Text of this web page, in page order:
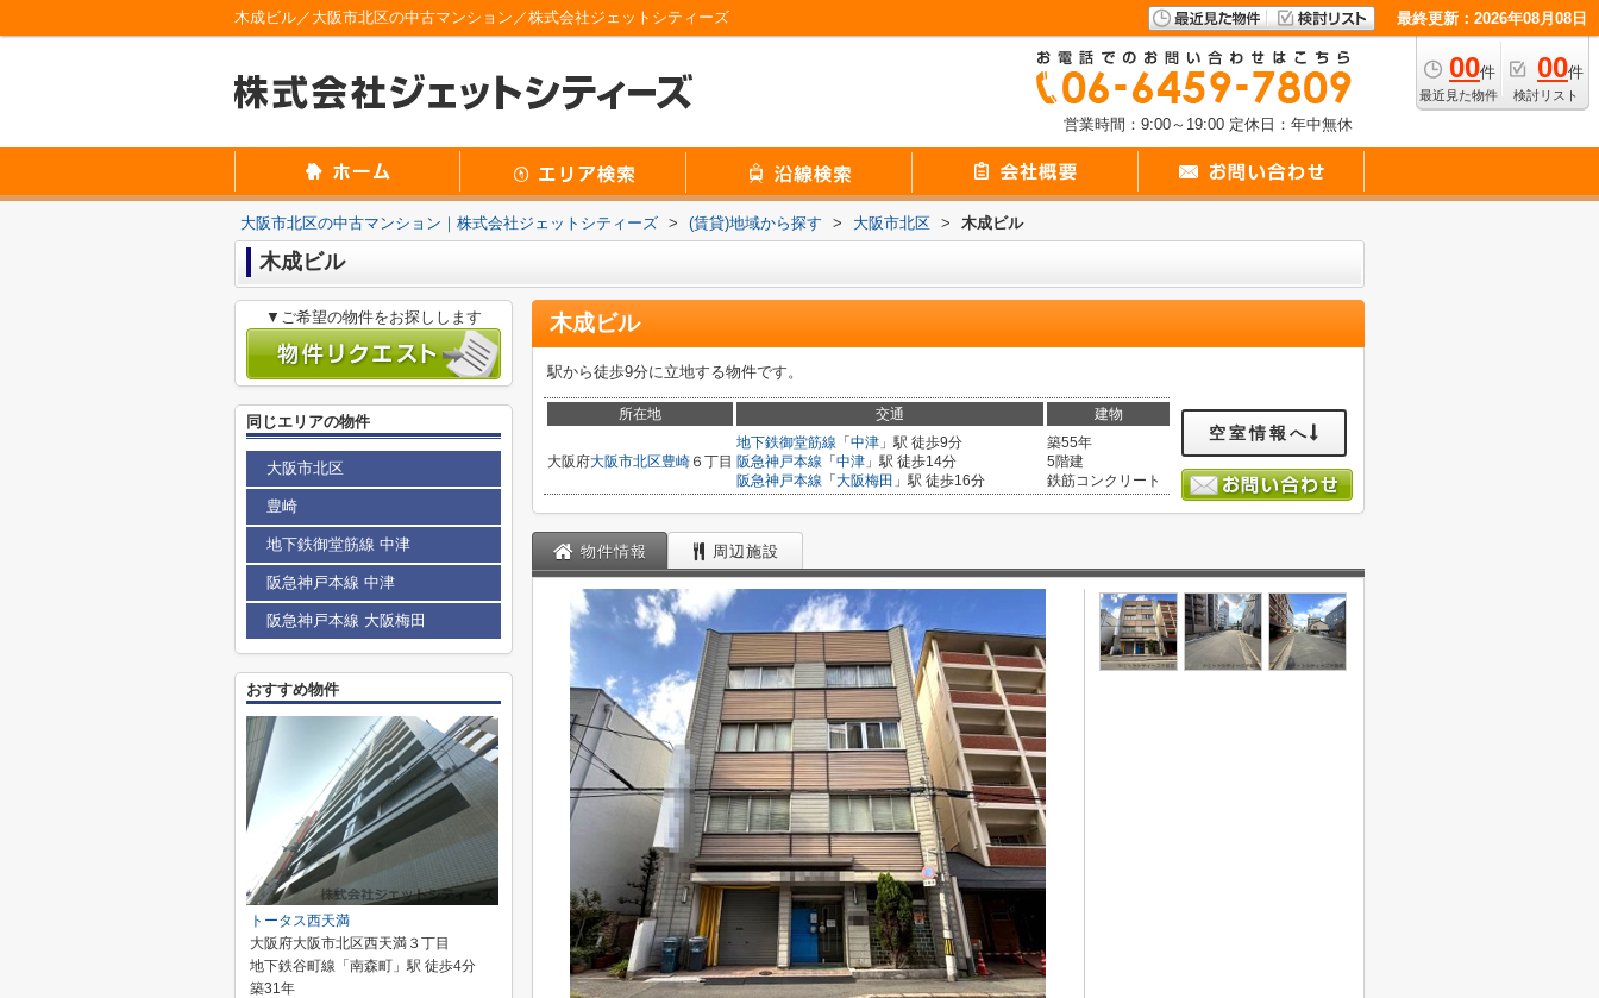
木成ビル／大阪市北区の中古マンション／株式会社ジェットシティーズ 最終更新：2026年08月08日
00件
最近見た物件
00件
検討リスト
営業時間：9:00～19:00 定休日：年中無休
大阪市北区の中古マンション｜株式会社ジェットシティーズ > (賃貸)地域から探す > 大阪市北区 > 木成ビル
木成ビル
木成ビル
駅から徒歩9分に立地する物件です。
所在地 交通 建物
大阪府大阪市北区豊崎 ６丁目
地下鉄御堂筋線 「 中津 」駅 徒歩9分
阪急神戸本線 「 中津 」駅 徒歩14分
阪急神戸本線 「 大阪梅田 」駅 徒歩16分
築55年
5階建
鉄筋コンクリート
空室情報へ
物件情報 周辺施設
▼ご希望の物件をお探しします
同じエリアの物件
大阪市北区
豊崎
地下鉄御堂筋線 中津
阪急神戸本線 中津
阪急神戸本線 大阪梅田
おすすめ物件
トータス西天満
大阪府大阪市北区西天満３丁目
地下鉄谷町線「南森町」駅 徒歩4分
築31年